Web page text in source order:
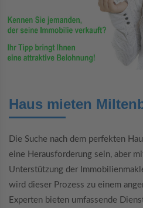
Haus mieten
Die Suche nach dem perfekten
eine Herausforderung sein, aber
Unterstützung der
wird dieser Prozess zu einem
Experten bieten umfassende